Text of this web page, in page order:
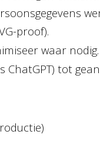
proof).
waar nodig.
tot